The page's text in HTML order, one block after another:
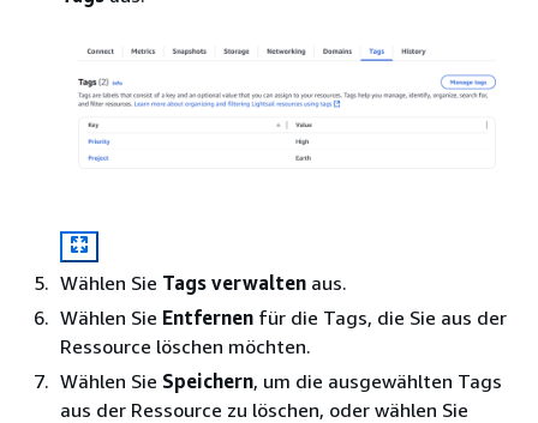
Wählen Sie Tags verwalten aus.
Wählen Sie Entfernen für die Tags, die Sie aus der
Ressource löschen möchten.
Wählen Sie Speichern, um die ausgewählten Tags
aus der Ressource zu löschen, oder wählen Sie